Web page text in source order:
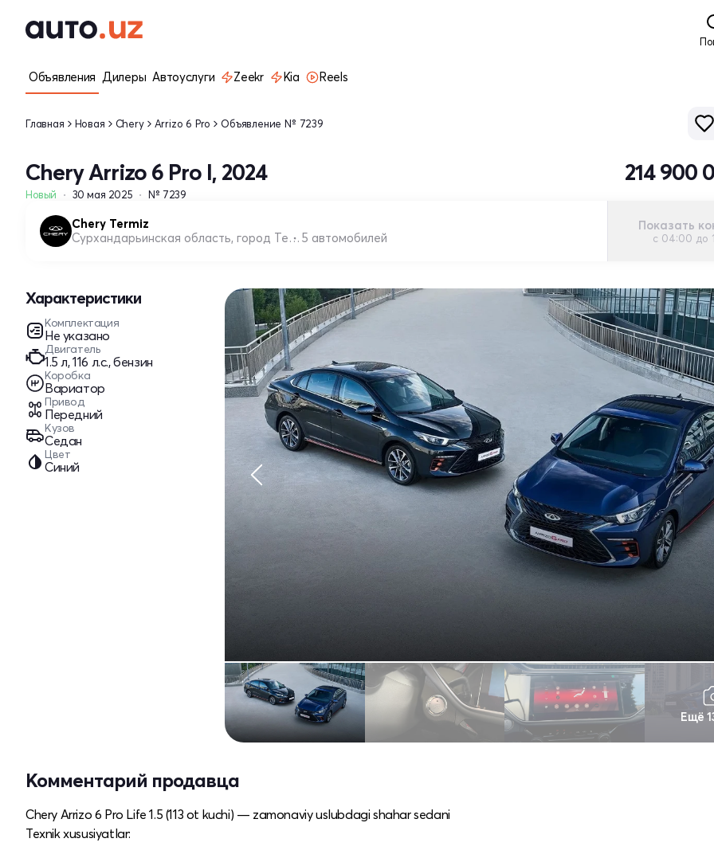
Объявления Дилеры Автоуслуги Zeekr Kia Reels
Главная Новая Chery Arrizo 6 Pro Объявление № 7239
Chery Arrizo 6 Pro I, 2024
Новый 30 мая 2025 № 7239
214 900
Chery Termiz
Сурхандарьинская область, город Термез 5 автомобилей
Показать
с 04:00 до
Характеристики
Комплектация
Не указано
Двигатель
1.5 л, 116 л.с., бензин
Коробка
Вариатор
Привод
Передний
Кузов
Седан
Цвет
Синий
Ещё
Комментарий продавца
Chery Arrizo 6 Pro Life 1.5 (113 ot kuchi) — zamonaviy uslubdagi shahar sedani
Texnik xususiyatlar: